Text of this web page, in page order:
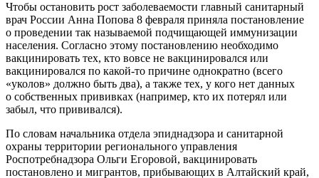
Чтобы остановить рост заболеваемости главный санитарный
врач России Анна Попова 8 февраля приняла постановление
о проведении так называемой подчищающей иммунизации
населения. Согласно этому постановлению необходимо
вакцинировать тех, кто вовсе не вакцинировался или
вакцинировался по какой-то причине однократно (всего
«уколов» должно быть два), а также тех, у кого нет данных
о собственных прививках (например, кто их потерял или
забыл, что прививался).
По словам начальника отдела эпиднадзора и санитарной
охраны территории регионального управления
Роспотребнадзора Ольги Егоровой, вакцинировать
постановлено и мигрантов, прибывающих в Алтайский край,